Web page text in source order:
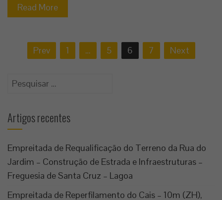
Read More
Navegação
artigos
Prev 1 … 5 6 7 Next
Pesquisar
Artigos recentes
Empreitada de Requalificação do Terreno da Rua do
Jardim – Construção de Estrada e Infraestruturas –
Freguesia de Santa Cruz – Lagoa
Empreitada de Reperfilamento do Cais – 10m (ZH),